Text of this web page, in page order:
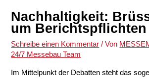
Nachhaltigkeit:
um Berichtspflichten
Schreibe einen Kommentar / Von
24/7 Messebau Team
Im Mittelpunkt der Debatten steht das